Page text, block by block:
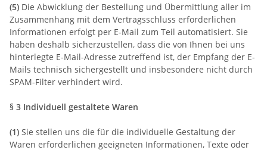
(5) Die Abwicklung der Bestellung und Übermittlung aller im
Zusammenhang mit dem Vertragsschluss erforderlichen
Informationen erfolgt per E-Mail zum Teil automatisiert. Sie
haben deshalb sicherzustellen, dass die von Ihnen bei uns
hinterlegte E-Mail-Adresse zutreffend ist, der Empfang der E-
Mails technisch sichergestellt und insbesondere nicht durch
SPAM-Filter verhindert wird.
§ 3 Individuell gestaltete Waren
(1) Sie stellen uns die für die individuelle Gestaltung der
Waren erforderlichen geeigneten Informationen, Texte oder